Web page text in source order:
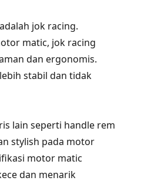
jok racing.
matic, jok racing
dan ergonomis.
stabil dan tidak
lain seperti handle rem
stylish pada motor
motor matic
dan menarik